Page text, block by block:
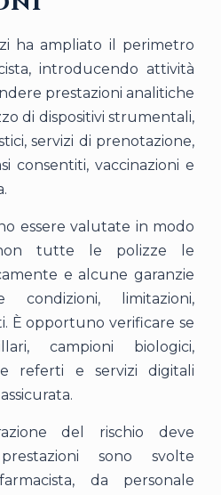
ha ampliato il perimetro
introducendo attività
prestazioni analitiche
di dispositivi strumentali,
servizi di prenotazione,
consentiti, vaccinazioni e
essere valutate in modo
tutte le polizze le
e alcune garanzie
condizioni, limitazioni,
È opportuno verificare se
campioni biologici,
referti e servizi digitali
del rischio deve
sono svolte
da personale